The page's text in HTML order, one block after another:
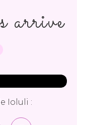
arrive
Ioluli :